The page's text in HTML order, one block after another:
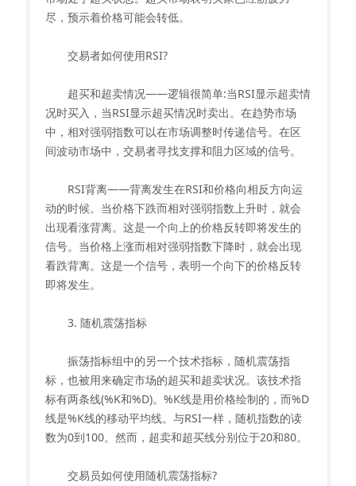
尽，预示着价格可能会转低。
交易者如何使用RSI?
超买和超卖情况——逻辑很简单:当RSI显示超卖情
况时买入，当RSI显示超买情况时卖出。在趋势市场
中，相对强弱指数可以在市场调整时传递信号。在区
间波动市场中，交易者寻找支撑和阻力区域的信号。
RSI背离——背离发生在RSI和价格向相反方向运
动的时候。当价格下跌而相对强弱指数上升时，就会
出现看涨背离。这是一个向上的价格反转即将发生的
信号。当价格上涨而相对强弱指数下降时，就会出现
看跌背离。这是一个信号，表明一个向下的价格反转
即将发生。
3. 随机震荡指标
振荡指标组中的另一个技术指标，随机震荡指
标，也被用来确定市场的超买和超卖状况。该技术指
标有两条线(%K和%D)。%K线是用价格绘制的，而%D
线是%K线的移动平均线。与RSI一样，随机指数的读
数为0到100。然而，超卖和超买线分别位于20和80。
交易员如何使用随机震荡指标?